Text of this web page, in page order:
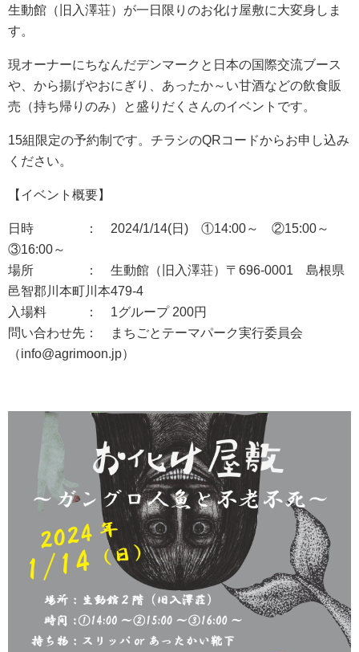
生動館（旧入澤荘）が一日限りのお化け屋敷に大変身しま
す。
現オーナーにちなんだデンマークと日本の国際交流ブース
や、から揚げやおにぎり、あったか～い甘酒などの飲食販
売（持ち帰りのみ）と盛りだくさんのイベントです。
15組限定の予約制です。チラシのQRコードからお申し込み
ください。
【イベント概要】
日時 ： 2024/1/14(日) ①14:00～ ②15:00～
③16:00～
場所 ： 生動館（旧入澤荘）〒696-0001 島根県
邑智郡川本町川本479-4
入場料 ： 1グループ 200円
問い合わせ先： まちごとテーマパーク実行委員会
（info@agrimoon.jp）